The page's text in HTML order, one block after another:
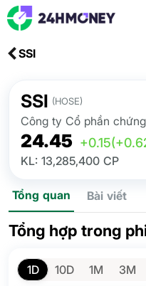
SSI
SSI (HOSE)
Công ty Cổ phần
24.45 +0.15
KL: 13,285,400 CP
Tổng quan Bài viết
Tổng hợp trong
1D 10D 1M 3M